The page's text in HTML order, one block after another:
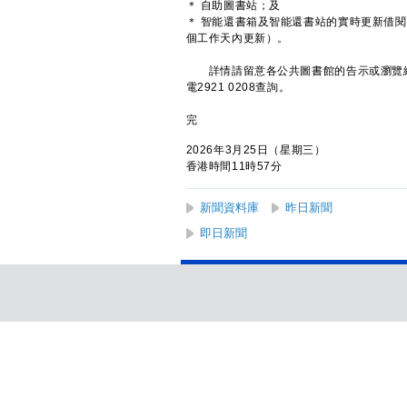
＊ 自助圖書站；及
＊ 智能還書箱及智能還書站的實時更新借
個工作天內更新）。
詳情請留意各公共圖書館的告示或瀏覽
電2921 0208查詢。
完
2026年3月25日（星期三）
香港時間11時57分
新聞資料庫
昨日新聞
即日新聞